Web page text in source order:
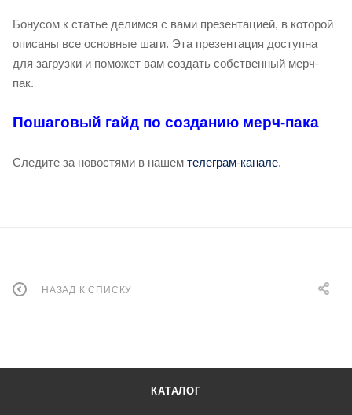
Бонусом к статье делимся с вами презентацией, в которой
описаны все основные шаги. Эта презентация доступна
для загрузки и поможет вам создать собственный мерч-
пак.
Пошаговый гайд по созданию мерч-пака
Следите за новостями в нашем телеграм-канале.
НАЗАД К СПИСКУ
КАТАЛОГ